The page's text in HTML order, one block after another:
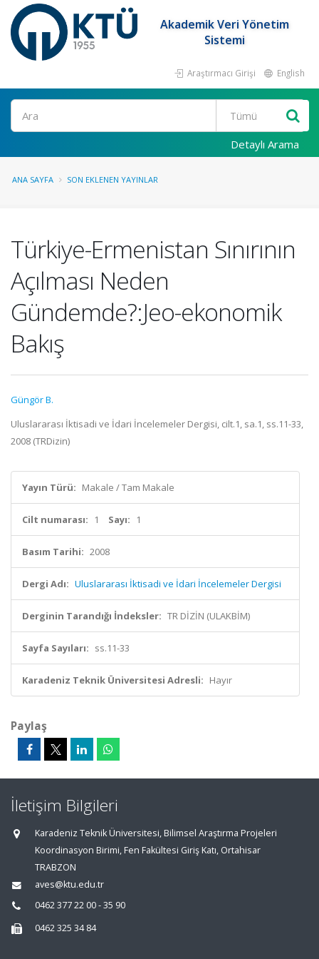
Akademik Veri Yönetim
Sistemi
Araştırmacı Girişi English
Ara
Detaylı Arama
ANA SAYFA SON EKLENEN YAYINLAR
Türkiye-Ermenistan Sınırının
Açılması Neden
Gündemde?:Jeo-ekonomik
Bakış
Güngör B.
Uluslararası İktisadi ve İdari İncelemeler Dergisi, cilt.1, sa.1, ss.11-33,
2008 (TRDizin)
Yayın Türü: Makale / Tam Makale
Cilt numarası: 1 Sayı: 1
Basım Tarihi: 2008
Dergi Adı: Uluslararası İktisadi ve İdari İncelemeler Dergisi
Derginin Tarandığı İndeksler: TR DİZİN (ULAKBİM)
Sayfa Sayıları: ss.11-33
Karadeniz Teknik Üniversitesi Adresli: Hayır
Paylaş
İletişim Bilgileri
Karadeniz Teknik Üniversitesi, Bilimsel Araştırma Projeleri
Koordinasyon Birimi, Fen Fakültesi Giriş Katı, Ortahisar
TRABZON
aves@ktu.edu.tr
0462 377 22 00 - 35 90
0462 325 34 84